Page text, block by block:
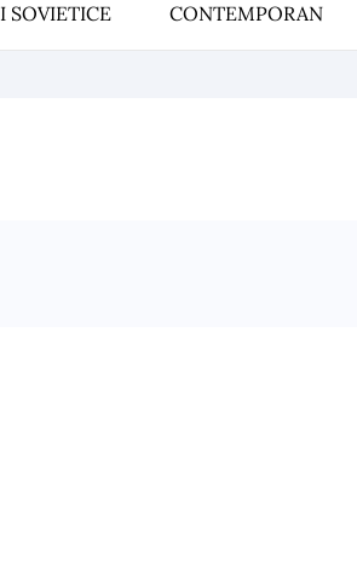
SOVIETICE CONTEMPORAN